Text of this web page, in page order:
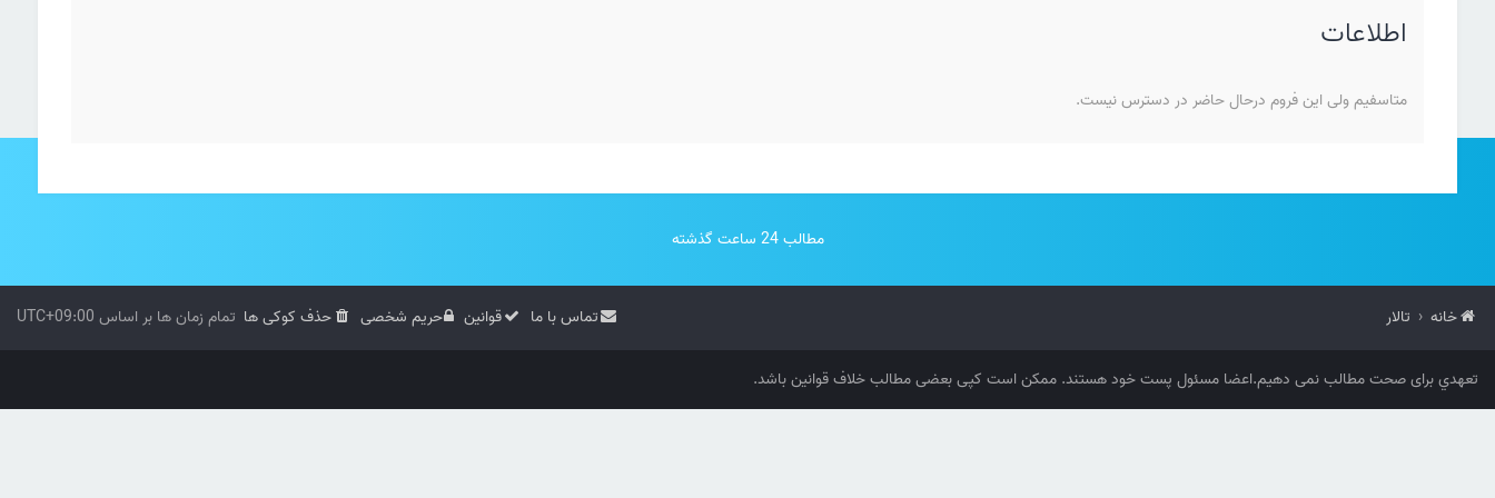
اطلاعات
متاسفیم ولی این فروم درحال حاضر در دسترس نیست.
مطالب 24 ساعت گذشته
خانه تالار تمام زمان ها بر اساس UTC+09:00 حذف کوکی ها حریم شخصی قوانین تماس با ما
تعهدي برای صحت مطالب نمی دهیم.اعضا مسئول پست خود هستند. ممکن است کپی بعضی مطالب خلاف قوانین باشد.